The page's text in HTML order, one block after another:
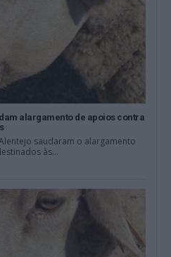
alargamento de apoios contra
saudaram o alargamento
às...